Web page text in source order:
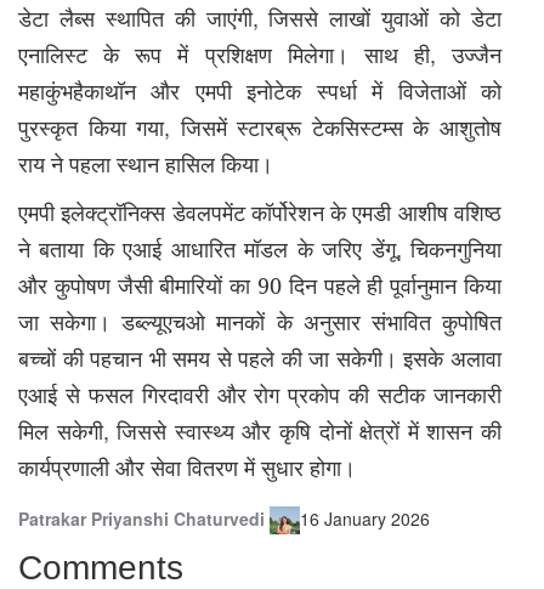
डेटा लैब्स स्थापित की जाएंगी,जिससे लाखों युवाओं को डेटा
एनालिस्ट के रूप में प्रशिक्षण मिलेगा। साथ ही,उज्जैन
महाकुंभहैकाथॉन और एमपी इनोटेक स्पर्धा में विजेताओं को
पुरस्कृत किया गया,जिसमें स्टारब्रू टेकसिस्टम्स के आशुतोष
राय ने पहला स्थान हासिल किया।
एमपी इलेक्ट्रॉनिक्स डेवलपमेंट कॉर्पोरेशन के एमडी आशीष वशिष्ठ
ने बताया कि एआई आधारित मॉडल के जरिए डेंगू,चिकनगुनिया
और कुपोषण जैसी बीमारियों का 90 दिन पहले ही पूर्वानुमान किया
जा सकेगा। डब्ल्यूएचओ मानकों के अनुसार संभावित कुपोषित
बच्चों की पहचान भी समय से पहले की जा सकेगी। इसके अलावा
एआई से फसल गिरदावरी और रोग प्रकोप की सटीक जानकारी
मिल सकेगी,जिससे स्वास्थ्य और कृषि दोनों क्षेत्रों में शासन की
कार्यप्रणाली और सेवा वितरण में सुधार होगा।
Patrakar Priyanshi Chaturvedi 16 January 2026
Comments